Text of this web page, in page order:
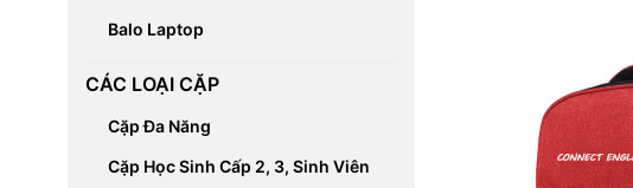
Balo Laptop
CÁC LOẠI CẶP
Cặp Đa Năng
Cặp Học Sinh Cấp 2, 3, Sinh Viên